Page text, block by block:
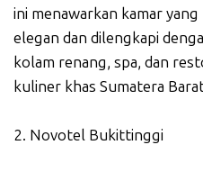
ini menawarkan kamar
elegan dan dilengkapi
kolam renang, spa, dan
kuliner khas Sumatera
2. Novotel Bukittinggi